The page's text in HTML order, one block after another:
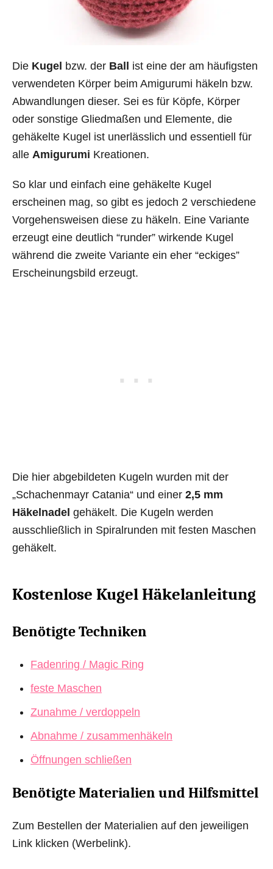
Die Kugel bzw. der Ball ist eine der am häufigsten
verwendeten Körper beim Amigurumi häkeln bzw.
Abwandlungen dieser. Sei es für Köpfe, Körper
oder sonstige Gliedmaßen und Elemente, die
gehäkelte Kugel ist unerlässlich und essentiell für
alle Amigurumi Kreationen.
So klar und einfach eine gehäkelte Kugel
erscheinen mag, so gibt es jedoch 2 verschiedene
Vorgehensweisen diese zu häkeln. Eine Variante
erzeugt eine deutlich “runder” wirkende Kugel
während die zweite Variante ein eher “eckiges”
Erscheinungsbild erzeugt.
Die hier abgebildeten Kugeln wurden mit der
„Schachenmayr Catania“ und einer 2,5 mm
Häkelnadel gehäkelt. Die Kugeln werden
ausschließlich in Spiralrunden mit festen Maschen
gehäkelt.
Kostenlose Kugel Häkelanleitung
Benötigte Techniken
Fadenring / Magic Ring
feste Maschen
Zunahme / verdoppeln
Abnahme / zusammenhäkeln
Öffnungen schließen
Benötigte Materialien und Hilfsmittel
Zum Bestellen der Materialien auf den jeweiligen
Link klicken (Werbelink).